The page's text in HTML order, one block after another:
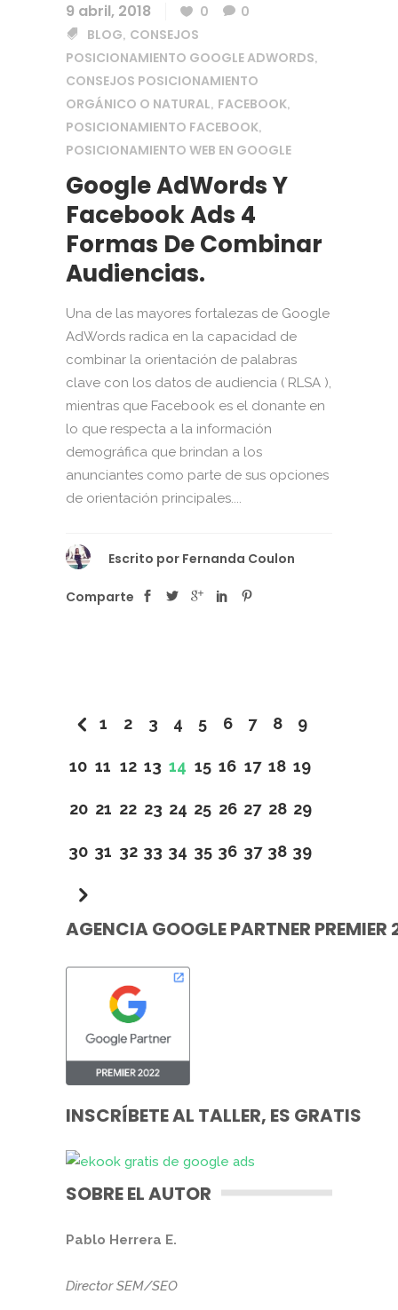
9 abril, 2018 0
0
BLOG, CONSEJOS
POSICIONAMIENTO GOOGLE ADWORDS,
CONSEJOS POSICIONAMIENTO
ORGÁNICO O NATURAL, FACEBOOK,
POSICIONAMIENTO FACEBOOK,
POSICIONAMIENTO WEB EN GOOGLE
Google AdWords Y
Facebook Ads 4
Formas De Combinar
Audiencias.
Una de las mayores fortalezas de Google
AdWords radica en la capacidad de
combinar la orientación de palabras
clave con los datos de audiencia ( RLSA ),
mientras que Facebook es el donante en
lo que respecta a la información
demográfica que brindan a los
anunciantes como parte de sus opciones
de orientación principales....
Escrito por Fernanda Coulon
Comparte
1 2 3 4 5 6 7 8 9
10 11 12 13 14 15 16 17 18 19
20 21 22 23 24 25 26 27 28 29
30 31 32 33 34 35 36 37 38 39
AGENCIA GOOGLE PARTNER PREMIER
INSCRÍBETE AL TALLER, ES GRATIS
SOBRE EL AUTOR
Pablo Herrera E.
Director SEM/SEO